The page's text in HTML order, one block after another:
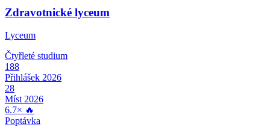
Zdravotnické lyceum
Lyceum
Čtyřleté studium
188
Přihlášek 2026
28
Míst 2026
6.7× 🔥
Poptávka